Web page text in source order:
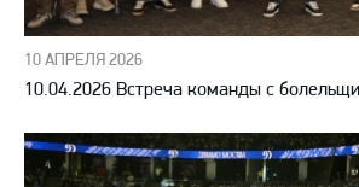
10 АПРЕЛЯ 2026
10.04.2026 Встреча команды с